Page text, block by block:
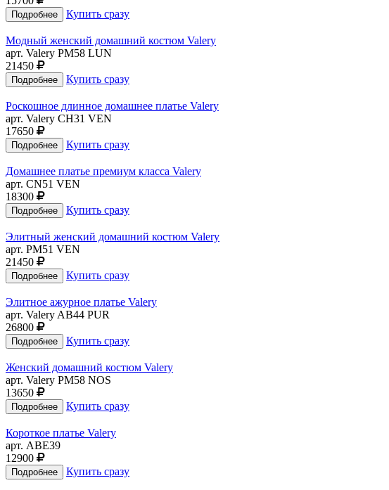
Купить сразу
Модный женский домашний костюм Valery
арт. Valery PM58 LUN
21450
Купить сразу
Роскошное длинное домашнее платье Valery
арт. Valery CH31 VEN
17650
Купить сразу
Домашнее платье премиум класса Valery
арт. CN51 VEN
18300
Купить сразу
Элитный женский домашний костюм Valery
арт. PM51 VEN
21450
Купить сразу
Элитное ажурное платье Valery
арт. Valery AB44 PUR
26800
Купить сразу
Женский домашний костюм Valery
арт. Valery PM58 NOS
13650
Купить сразу
Короткое платье Valery
арт. ABE39
12900
Купить сразу